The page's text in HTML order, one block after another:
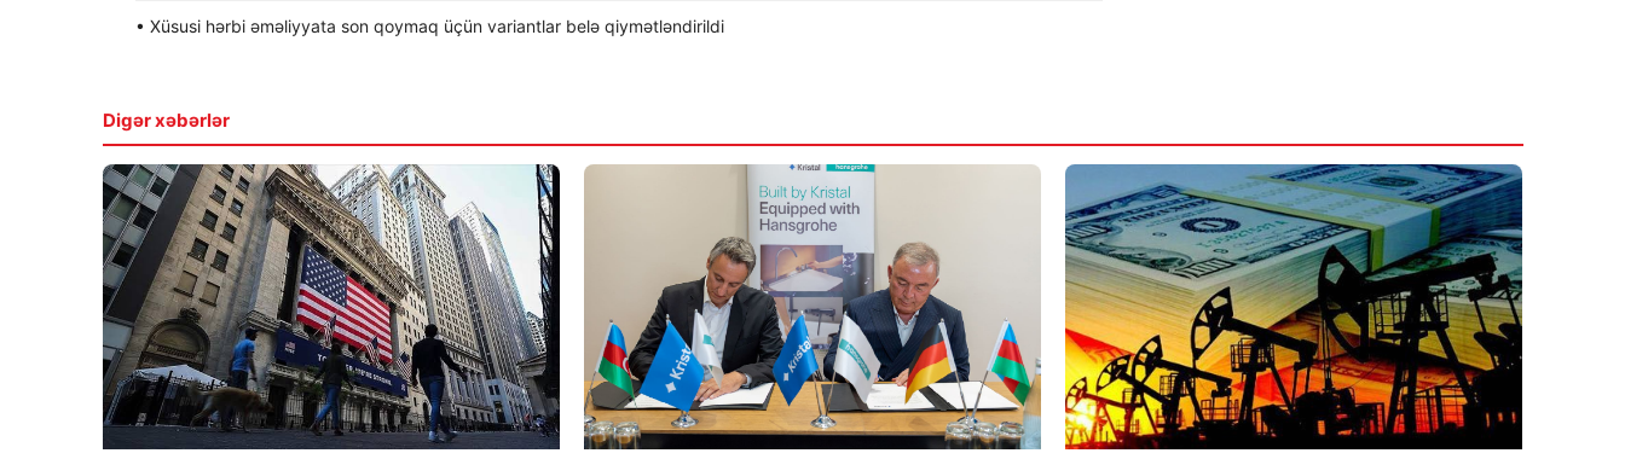
• Xüsusi hərbi əməliyyata son qoymaq üçün variantlar belə qiymətləndirildi
Digər xəbərlər